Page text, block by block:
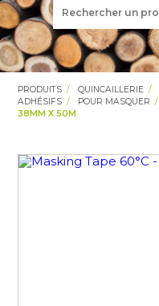
PRODUITS QUINCAILLERIE
ADHÉSIFS
POUR MASQUER
38MM X 50M